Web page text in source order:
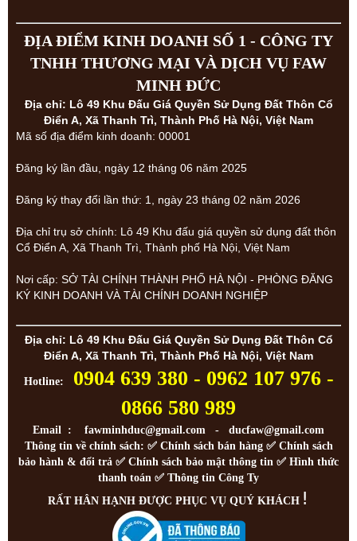
ĐỊA ĐIỂM KINH DOANH SỐ 1 - CÔNG TY
TNHH THƯƠNG MẠI VÀ DỊCH VỤ FAW
MINH ĐỨC
Địa chỉ: Lô 49 Khu Đấu Giá Quyền Sử Dụng Đất Thôn Cổ
Điển A, Xã Thanh Trì, Thành Phố Hà Nội, Việt Nam
Mã số địa điểm kinh doanh: 00001
Đăng ký lần đầu, ngày 12 tháng 06 năm 2025
Đăng ký thay đổi lần thứ: 1, ngày 23 tháng 02 năm 2026
Địa chỉ trụ sở chính: Lô 49 Khu đấu giá quyền sử dụng đất thôn
Cổ Điển A, Xã Thanh Trì, Thành phố Hà Nội, Việt Nam
Nơi cấp: SỞ TÀI CHÍNH THÀNH PHỐ HÀ NỘI - PHÒNG ĐĂNG
KÝ KINH DOANH VÀ TÀI CHÍNH DOANH NGHIỆP
Địa chỉ: Lô 49 Khu Đấu Giá Quyền Sử Dụng Đất Thôn Cổ
Điển A, Xã Thanh Trì, Thành Phố Hà Nội, Việt Nam
Hotline: 0904 639 380 - 0962 107 976 -
0866 580 989
Email : fawminhduc@gmail.com - ducfaw@gmail.com
Thông tin về chính sách: ✅ Chính sách bán hàng✅ Chính sách
bảo hành & đổi trả ✅ Chính sách bảo mật thông tin ✅ Hình thức
thanh toán ✅ Thông tin Công Ty
RẤT HÂN HẠNH ĐƯỢC PHỤC VỤ QUÝ KHÁCH!